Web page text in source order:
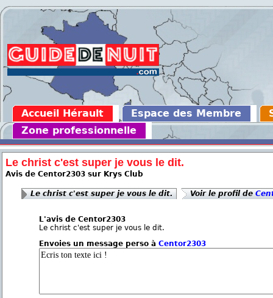
Accueil Hérault Espace des Membre
Zone professionnelle
Le christ c'est super je vous le dit.
Avis de Centor2303 sur Krys Club
Le christ c'est super je vous le dit. Voir le profil de
L'avis de Centor2303
Le christ c'est super je vous le dit.
Envoies un message perso à Centor2303